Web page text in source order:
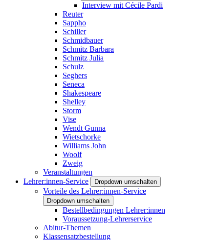
Interview mit Cécile Pardi
Reuter
Sappho
Schiller
Schmidbauer
Schmitz Barbara
Schmitz Julia
Schulz
Seghers
Seneca
Shakespeare
Shelley
Storm
Vise
Wendt Gunna
Wietschorke
Williams John
Woolf
Zweig
Veranstaltungen
Lehrer:innen-Service
Dropdown umschalten
Vorteile des Lehrer:innen-Service
Dropdown umschalten
Bestellbedingungen Lehrer:innen
Voraussetzung-Lehrerservice
Abitur-Themen
Klassensatzbestellung